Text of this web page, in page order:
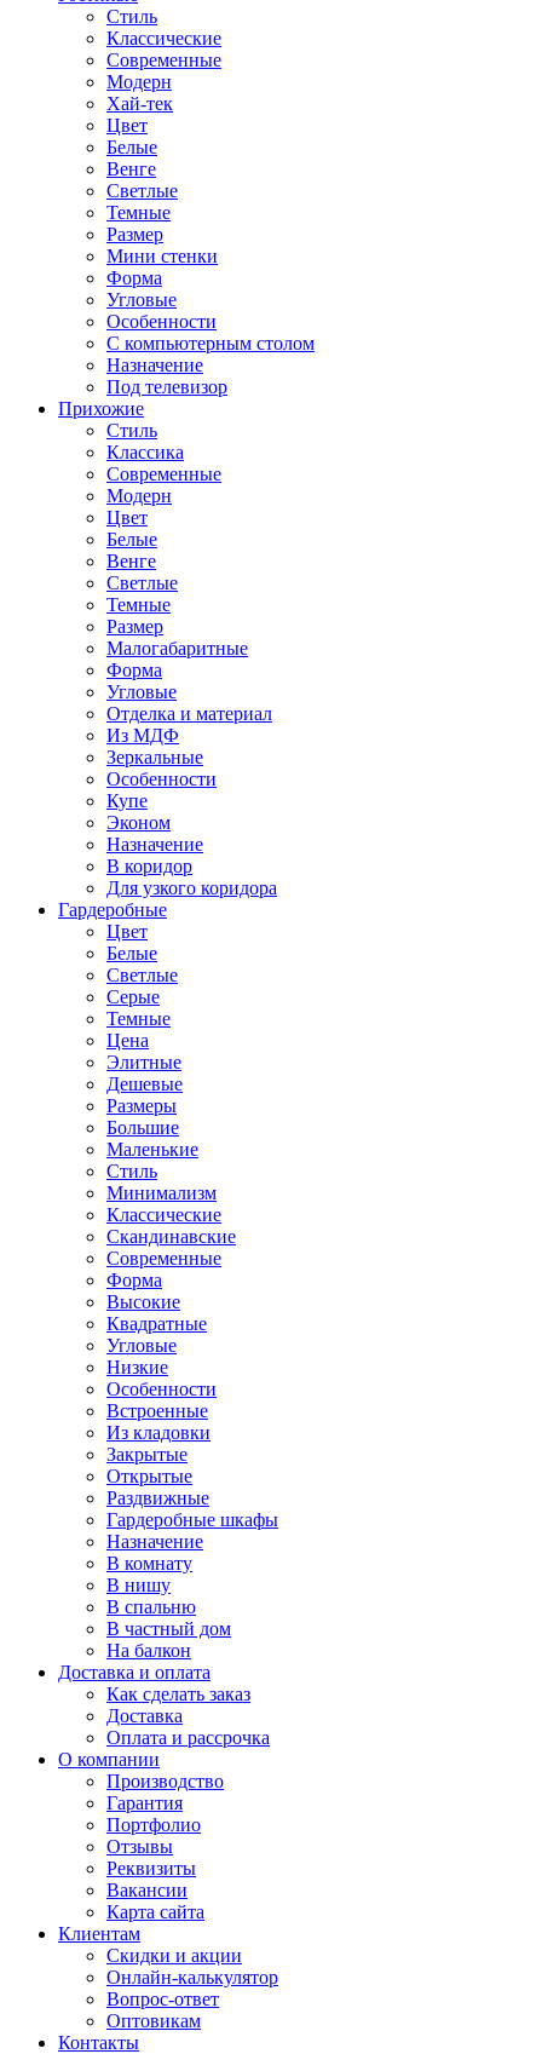
Стиль
Классические
Современные
Модерн
Хай-тек
Цвет
Белые
Венге
Светлые
Темные
Размер
Мини стенки
Форма
Угловые
Особенности
С компьютерным столом
Назначение
Под телевизор
Прихожие
Стиль
Классика
Современные
Модерн
Цвет
Белые
Венге
Светлые
Темные
Размер
Малогабаритные
Форма
Угловые
Отделка и материал
Из МДФ
Зеркальные
Особенности
Купе
Эконом
Назначение
В коридор
Для узкого коридора
Гардеробные
Цвет
Белые
Светлые
Серые
Темные
Цена
Элитные
Дешевые
Размеры
Большие
Маленькие
Стиль
Минимализм
Классические
Скандинавские
Современные
Форма
Высокие
Квадратные
Угловые
Низкие
Особенности
Встроенные
Из кладовки
Закрытые
Открытые
Раздвижные
Гардеробные шкафы
Назначение
В комнату
В нишу
В спальню
В частный дом
На балкон
Доставка и оплата
Как сделать заказ
Доставка
Оплата и рассрочка
О компании
Производство
Гарантия
Портфолио
Отзывы
Реквизиты
Вакансии
Карта сайта
Клиентам
Скидки и акции
Онлайн-калькулятор
Вопрос-ответ
Оптовикам
Контакты